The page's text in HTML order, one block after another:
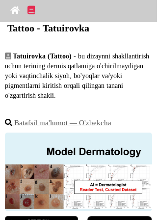
Tattoo - Tatuirovka
Tatuirovka (Tattoo) - bu dizaynni shakllantirish
uchun terining dermis qatlamiga o'chirilmaydigan
yoki vaqtinchalik siyoh, bo'yoqlar va/yoki
pigmentlarni kiritish orqali qilingan tanani
o'zgartirish shakli.
Batafsil ma'lumot ― O'zbekcha